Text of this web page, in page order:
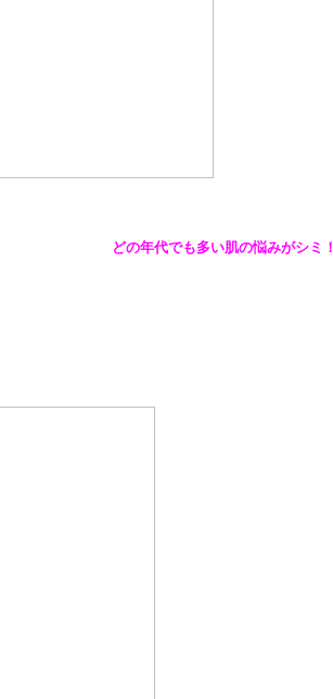
どの年代でも多い肌の悩みがシミ！